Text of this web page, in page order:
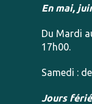
En mai,
Du Mardi
17h00.
Samedi :
Jours